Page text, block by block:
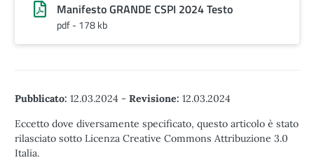
Manifesto GRANDE CSPI 2024 Testo
pdf - 178 kb
Pubblicato: 12.03.2024 - Revisione: 12.03.2024
Eccetto dove diversamente specificato, questo articolo è stato
rilasciato sotto Licenza Creative Commons Attribuzione 3.0
Italia.